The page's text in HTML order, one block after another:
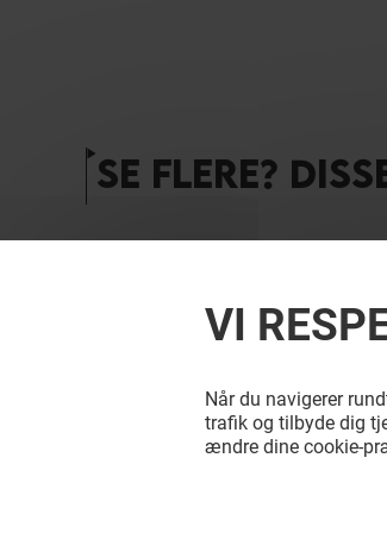
SE FLERE?
VI
Når du navigerer
trafik og tilbyde dig
ændre dine cookie-